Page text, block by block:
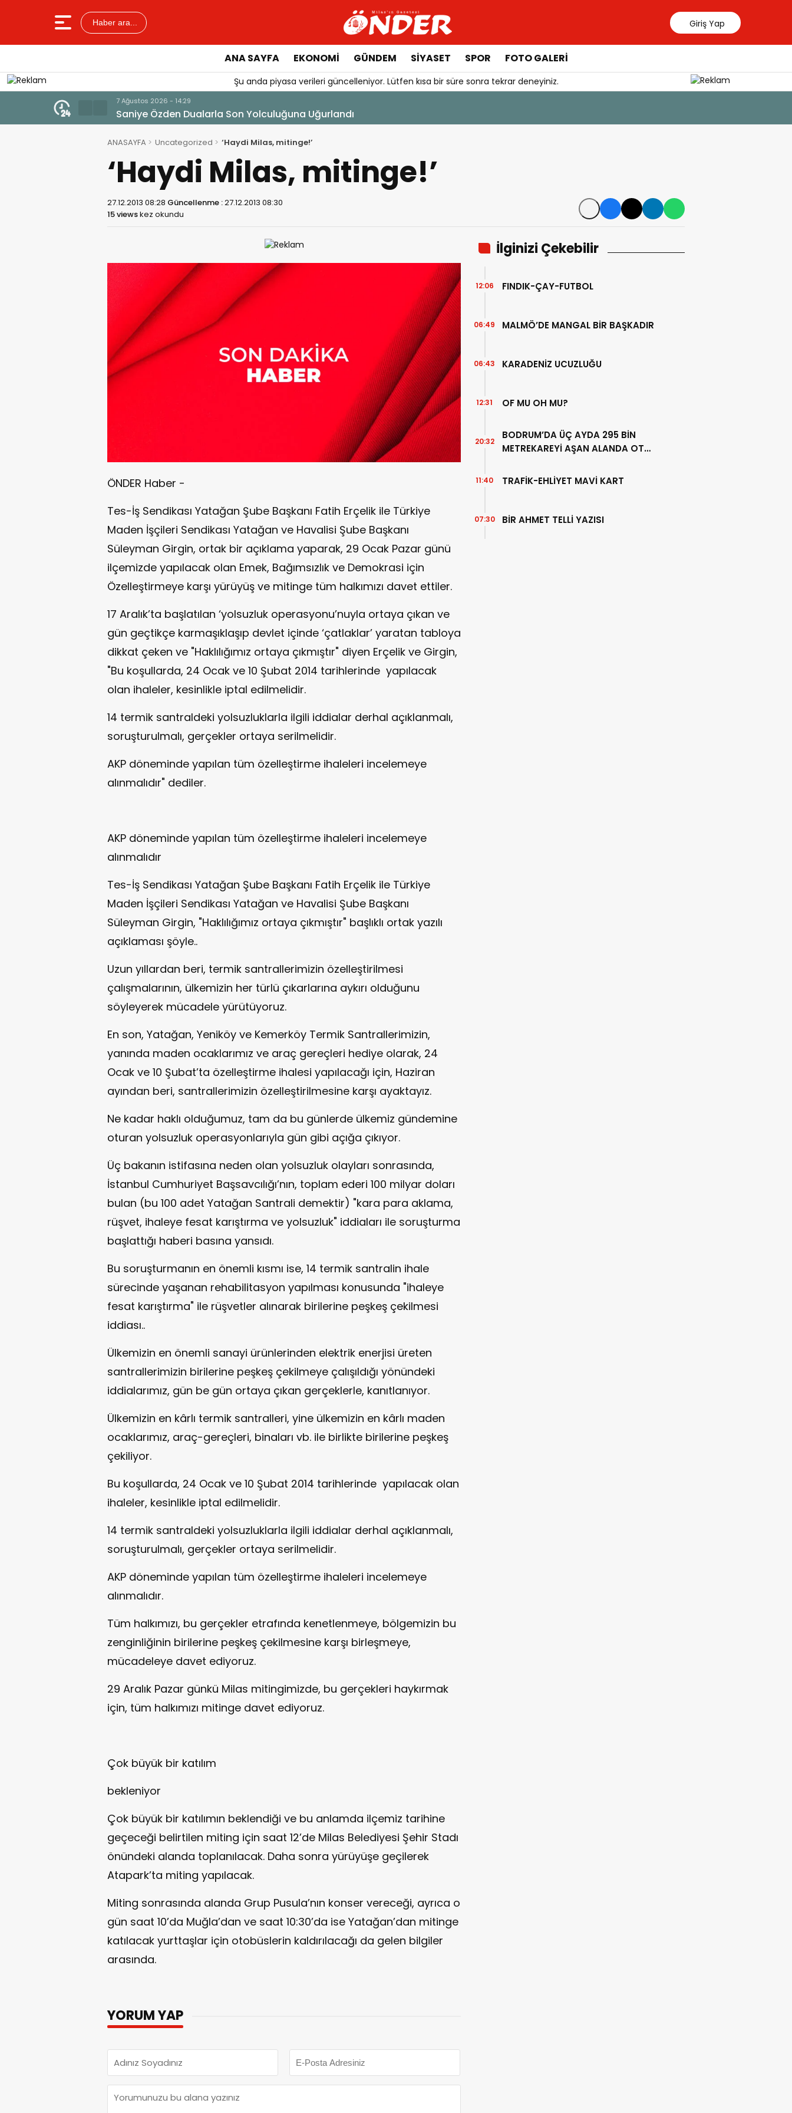
Haber ara... Giriş Yap
ANA SAYFA EKONOMİ GÜNDEM SİYASET SPOR FOTO GALERİ
Şu anda piyasa verileri güncelleniyor. Lütfen kısa bir süre sonra tekrar deneyiniz.
7 Ağustos 2026 - 14:14
Tercih Döneminde Barınma Telaşı Başladı
ANASAYFA Uncategorized ‘Haydi Milas, mitinge!’
‘Haydi Milas, mitinge!’
27.12.2013 08:28 Güncellenme :27.12.2013 08:30
15 viewskez okundu
ÖNDER Haber -
Tes-İş Sendikası Yatağan Şube Başkanı Fatih Erçelik ile Türkiye
Maden İşçileri Sendikası Yatağan ve Havalisi Şube Başkanı
Süleyman Girgin, ortak bir açıklama yaparak, 29 Ocak Pazar günü
ilçemizde yapılacak olan Emek, Bağımsızlık ve Demokrasi için
Özelleştirmeye karşı yürüyüş ve mitinge tüm halkımızı davet ettiler.
17 Aralık’ta başlatılan ‘yolsuzluk operasyonu’nuyla ortaya çıkan ve
gün geçtikçe karmaşıklaşıp devlet içinde ‘çatlaklar’ yaratan tabloya
dikkat çeken ve "Haklılığımız ortaya çıkmıştır" diyen Erçelik ve Girgin,
"Bu koşullarda, 24 Ocak ve 10 Şubat 2014 tarihlerinde yapılacak
olan ihaleler, kesinlikle iptal edilmelidir.
14 termik santraldeki yolsuzluklarla ilgili iddialar derhal açıklanmalı,
soruşturulmalı, gerçekler ortaya serilmelidir.
AKP döneminde yapılan tüm özelleştirme ihaleleri incelemeye
alınmalıdır" dediler.
AKP döneminde yapılan tüm özelleştirme ihaleleri incelemeye
alınmalıdır
Tes-İş Sendikası Yatağan Şube Başkanı Fatih Erçelik ile Türkiye
Maden İşçileri Sendikası Yatağan ve Havalisi Şube Başkanı
Süleyman Girgin, "Haklılığımız ortaya çıkmıştır" başlıklı ortak yazılı
açıklaması şöyle..
Uzun yıllardan beri, termik santrallerimizin özelleştirilmesi
çalışmalarının, ülkemizin her türlü çıkarlarına aykırı olduğunu
söyleyerek mücadele yürütüyoruz.
En son, Yatağan, Yeniköy ve Kemerköy Termik Santrallerimizin,
yanında maden ocaklarımız ve araç gereçleri hediye olarak, 24
Ocak ve 10 Şubat’ta özelleştirme ihalesi yapılacağı için, Haziran
ayından beri, santrallerimizin özelleştirilmesine karşı ayaktayız.
Ne kadar haklı olduğumuz, tam da bu günlerde ülkemiz gündemine
oturan yolsuzluk operasyonlarıyla gün gibi açığa çıkıyor.
Üç bakanın istifasına neden olan yolsuzluk olayları sonrasında,
İstanbul Cumhuriyet Başsavcılığı’nın, toplam ederi 100 milyar doları
bulan (bu 100 adet Yatağan Santrali demektir) "kara para aklama,
rüşvet, ihaleye fesat karıştırma ve yolsuzluk" iddiaları ile soruşturma
başlattığı haberi basına yansıdı.
Bu soruşturmanın en önemli kısmı ise, 14 termik santralin ihale
sürecinde yaşanan rehabilitasyon yapılması konusunda "ihaleye
fesat karıştırma" ile rüşvetler alınarak birilerine peşkeş çekilmesi
iddiası..
Ülkemizin en önemli sanayi ürünlerinden elektrik enerjisi üreten
santrallerimizin birilerine peşkeş çekilmeye çalışıldığı yönündeki
iddialarımız, gün be gün ortaya çıkan gerçeklerle, kanıtlanıyor.
Ülkemizin en kârlı termik santralleri, yine ülkemizin en kârlı maden
ocaklarımız, araç-gereçleri, binaları vb. ile birlikte birilerine peşkeş
çekiliyor.
Bu koşullarda, 24 Ocak ve 10 Şubat 2014 tarihlerinde yapılacak olan
ihaleler, kesinlikle iptal edilmelidir.
14 termik santraldeki yolsuzluklarla ilgili iddialar derhal açıklanmalı,
soruşturulmalı, gerçekler ortaya serilmelidir.
AKP döneminde yapılan tüm özelleştirme ihaleleri incelemeye
alınmalıdır.
Tüm halkımızı, bu gerçekler etrafında kenetlenmeye, bölgemizin bu
zenginliğinin birilerine peşkeş çekilmesine karşı birleşmeye,
mücadeleye davet ediyoruz.
29 Aralık Pazar günkü Milas mitingimizde, bu gerçekleri haykırmak
için, tüm halkımızı mitinge davet ediyoruz.
Çok büyük bir katılım
bekleniyor
Çok büyük bir katılımın beklendiği ve bu anlamda ilçemiz tarihine
geçeceği belirtilen miting için saat 12’de Milas Belediyesi Şehir Stadı
önündeki alanda toplanılacak. Daha sonra yürüyüşe geçilerek
Atapark’ta miting yapılacak.
Miting sonrasında alanda Grup Pusula’nın konser vereceği, ayrıca o
gün saat 10’da Muğla’dan ve saat 10:30’da ise Yatağan’dan mitinge
katılacak yurttaşlar için otobüslerin kaldırılacağı da gelen bilgiler
arasında.
YORUM YAP
İlginizi Çekebilir
FINDIK-ÇAY-FUTBOL
12:06
MALMÖ’DE MANGAL BİR BAŞKADIR
06:49
KARADENİZ UCUZLUĞU
06:43
OF MU OH MU?
12:31
BODRUM’DA ÜÇ AYDA 295 BİN
METREKAREYİ AŞAN ALANDA OT
20:32
TRAFİK-EHLİYET MAVİ KART
11:40
BİR AHMET TELLİ YAZISI
07:30